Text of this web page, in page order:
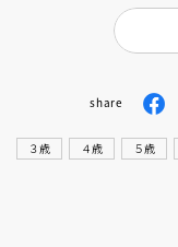
share
３歳 ４歳 ５歳